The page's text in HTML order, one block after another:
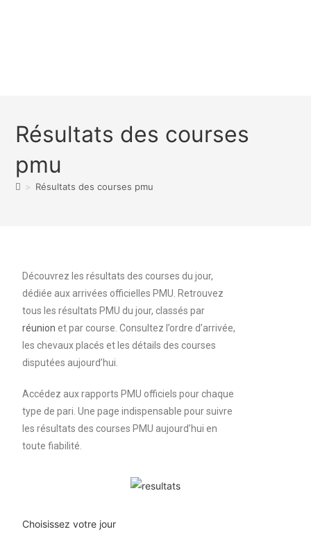
Résultats des courses
pmu
> Résultats des courses pmu
Découvrez les résultats des courses du jour,
dédiée aux arrivées officielles PMU. Retrouvez
tous les résultats PMU du jour, classés par
réunionet par course. Consultez l’ordre d’arrivée,
les chevaux placés et les détails des courses
disputées aujourd’hui.
Accédez aux rapports PMU officiels pour chaque
type de pari. Une page indispensable pour suivre
les résultats des courses PMU aujourd’hui en
toute fiabilité.
Choisissez votre jour